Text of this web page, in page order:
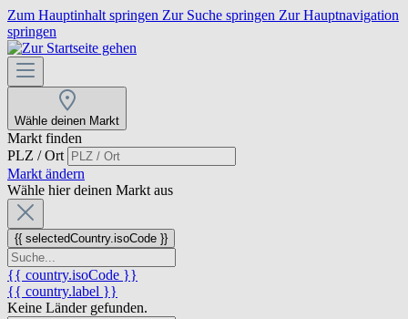
Zum Hauptinhalt springen Zur Suche springen Zur Hauptnavigation
springen
Wähle deinen Markt
Markt finden
PLZ / Ort
Markt ändern
Wähle hier deinen Markt aus
{{ selectedCountry.isoCode }}
{{ country.isoCode }}
{{ country.label }}
Keine Länder gefunden.